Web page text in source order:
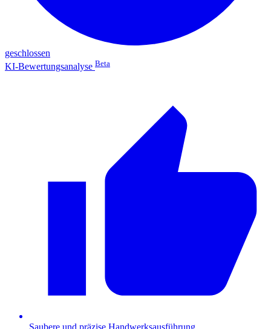
geschlossen
KI-Bewertungsanalyse Beta